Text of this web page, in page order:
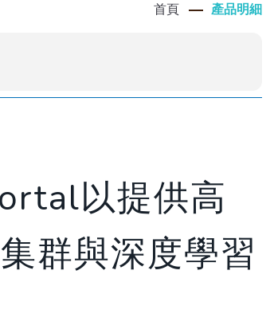
首頁 產品明細
以提供高
群與深度學習